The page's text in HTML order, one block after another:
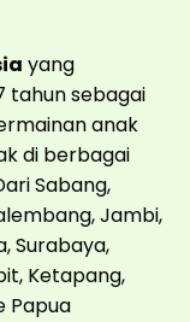
yang
tahun sebagai
anak
di berbagai
Sabang,
Jambi,
Surabaya,
Ketapang,
Papua